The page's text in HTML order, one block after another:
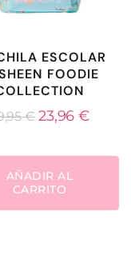
ESCOLAR
FOODIE
€ 23,96€
AÑADIR AL
CARRITO